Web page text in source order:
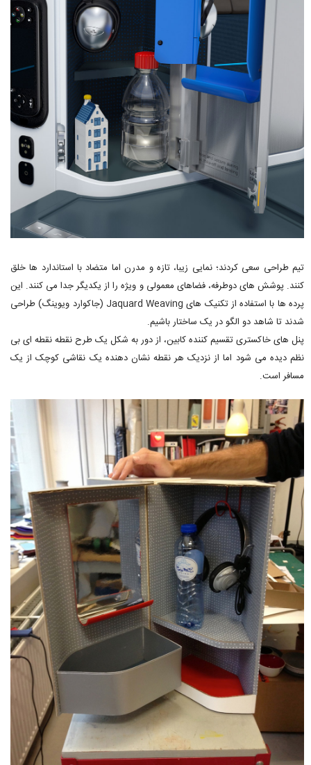
تیم طراحی سعی کردند؛ نمایی زیبا، تازه و مدرن اما متضاد با استاندارد ها خلق
کنند. پوشش های دوطرفه، فضاهای معمولی و ویژه را از یکدیگر جدا می کنند. این
پرده ها با استفاده از تکنیک های Jaquard Weaving (جاکوارد ویوینگ) طراحی
شدند تا شاهد دو الگو در یک ساختار باشیم.
پنل های خاکستری تقسیم کننده کابین، از دور به شکل یک طرح نقطه نقطه ای بی
نظم دیده می شود اما از نزدیک هر نقطه نشان دهنده یک نقاشی کوچک از یک
مسافر است.